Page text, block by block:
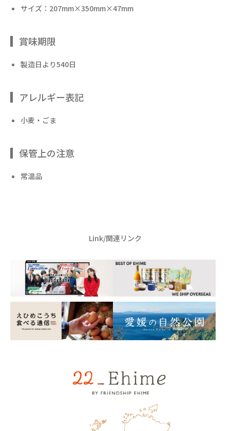
サイズ：207mm×350mm×47mm
賞味期限
製造日より540日
アレルギー表記
小麦・ごま
保管上の注意
常温品
Link/関連リンク